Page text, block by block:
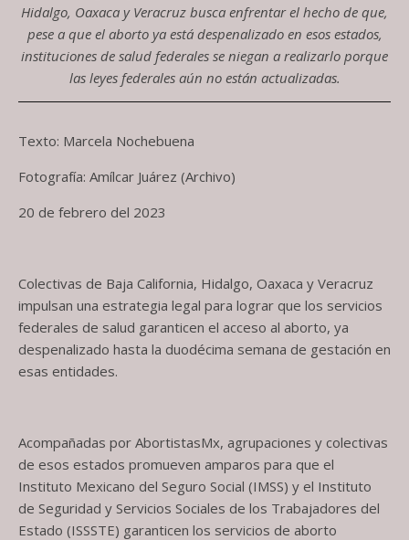
Hidalgo, Oaxaca y Veracruz busca enfrentar el hecho de que,
pese a que el aborto ya está despenalizado en esos estados,
instituciones de salud federales se niegan a realizarlo porque
las leyes federales aún no están actualizadas.
Texto: Marcela Nochebuena
Fotografía: Amílcar Juárez (Archivo)
20 de febrero del 2023
Colectivas de Baja California, Hidalgo, Oaxaca y Veracruz
impulsan una estrategia legal para lograr que los servicios
federales de salud garanticen el acceso al aborto, ya
despenalizado hasta la duodécima semana de gestación en
esas entidades.
Acompañadas por AbortistasMx, agrupaciones y colectivas
de esos estados promueven amparos para que el
Instituto Mexicano del Seguro Social (IMSS) y el Instituto
de Seguridad y Servicios Sociales de los Trabajadores del
Estado (ISSSTE) garanticen los servicios de aborto